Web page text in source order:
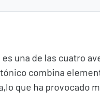
una de las cuatro
combina
que ha provocado